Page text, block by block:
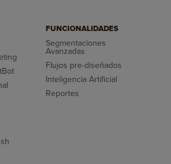
FUNCIONALIDADES
Segmentaciones
Avanzadas
Flujos pre-diseñados
Inteligencia Artificial
Reportes